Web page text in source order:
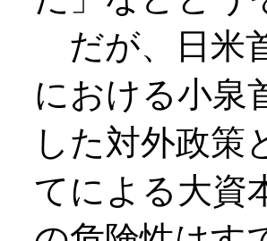
だが、日米
における小泉
した対外政策
てによる大資